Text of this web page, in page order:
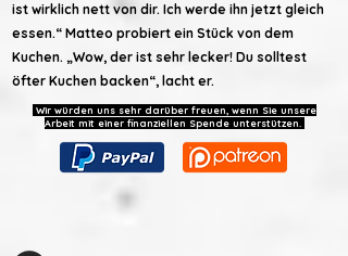
ist wirklich nett von dir. Ich werde ihn jetzt gleich
essen.“ Matteo probiert ein Stück von dem
Kuchen. „Wow, der ist sehr lecker! Du solltest
öfter Kuchen backen“, lacht er.
Wir würden uns sehr darüber freuen, wenn Sie unsere
Arbeit mit einer finanziellen Spende unterstützen.